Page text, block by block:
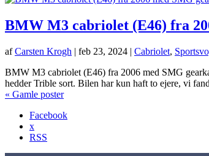
BMW M3 cabriolet (E46) fra
afCarsten Krogh | feb 23, 2024 | Cabriolet,
BMW M3 cabriolet (E46) fra 2006 med SMG
hedder Trible sort. Bilen har kun haft to ejere, vi
« Gamle poster
Facebook
x
RSS